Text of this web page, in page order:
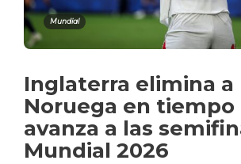
Mundial
Inglaterra elimina a
Noruega en tiempo
avanza a las
Mundial 2026